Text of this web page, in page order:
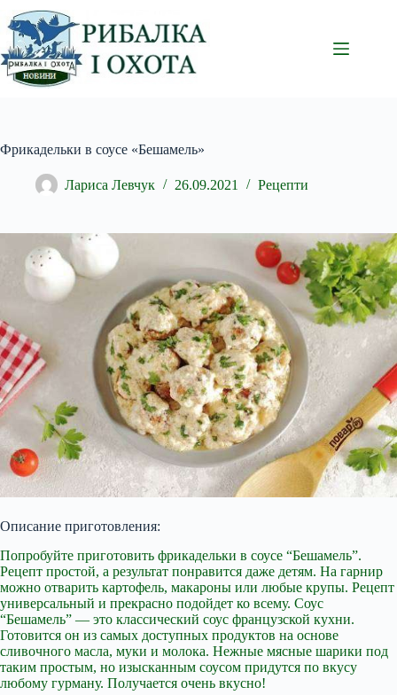
Перейти
до
вмісту
Фрикадельки в соусе «Бешамель»
Лариса Левчук 26.09.2021 Рецепти
Описание приготовления:
Попробуйте приготовить фрикадельки в соусе “Бешамель”.
Рецепт простой, а результат понравится даже детям. На гарнир
можно отварить картофель, макароны или любые крупы. Рецепт
универсальный и прекрасно подойдет ко всему. Соус
“Бешамель” — это классический соус французской кухни.
Готовится он из самых доступных продуктов на основе
сливочного масла, муки и молока. Нежные мясные шарики под
таким простым, но изысканным соусом придутся по вкусу
любому гурману. Получается очень вкусно!